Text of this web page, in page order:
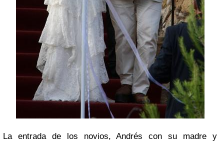
La entrada de los novios, Andrés con su madre y